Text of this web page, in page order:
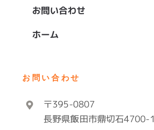
お問い合わせ
ホーム
お問い合わせ
〒395-0807
長野県飯田市鼎切石4700-1